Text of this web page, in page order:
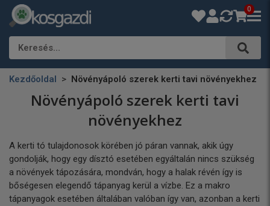
0
Keresés…
Kezdőoldal Növényápoló szerek kerti tavi növényekhez
Növényápoló szerek kerti tavi
növényekhez
A kerti tó tulajdonosok körében jó páran vannak, akik úgy
gondolják, hogy egy dísztó esetében egyáltalán nincs szükség
a növények tápozására, mondván, hogy a halak révén így is
bőségesen elegendő tápanyag kerül a vízbe. Ez a makro
tápanyagok esetében általában valóban így van, azonban a kerti